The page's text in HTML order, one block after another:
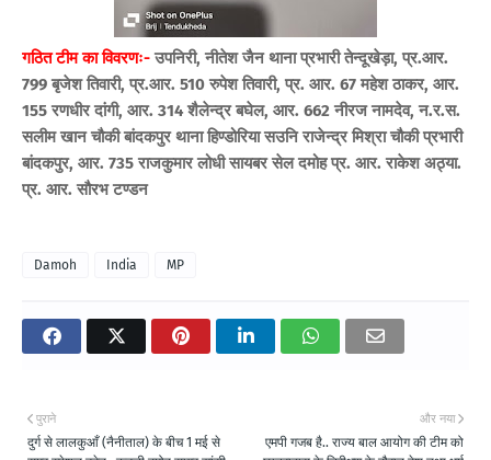
गठित टीम का विवरणः- उपनिरी, नीतेश जैन थाना प्रभारी तेन्दूखेड़ा, प्र.आर.
799 बृजेश तिवारी, प्र.आर. 510 रुपेश तिवारी, प्र. आर. 67 महेश ठाकर, आर.
155 रणधीर दांगी, आर. 314 शैलेन्द्र बघेल, आर. 662 नीरज नामदेव, न.र.स.
सलीम खान चौकी बांदकपुर थाना हिण्डोरिया सउनि राजेन्द्र मिश्रा चौकी प्रभारी
बांदकपुर, आर. 735 राजकुमार लोधी सायबर सेल दमोह प्र. आर. राकेश अठ्या.
प्र. आर. सौरभ टण्डन
Damoh India MP
और नया
एमपी गजब है.. राज्य बाल आयोग की टीम को
पुराने
दुर्ग से लालकुआँ (नैनीताल) के बीच 1 मई से